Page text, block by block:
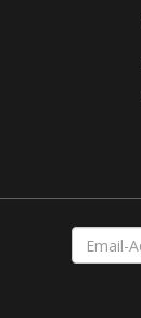
EMAIL-
ADRESSE